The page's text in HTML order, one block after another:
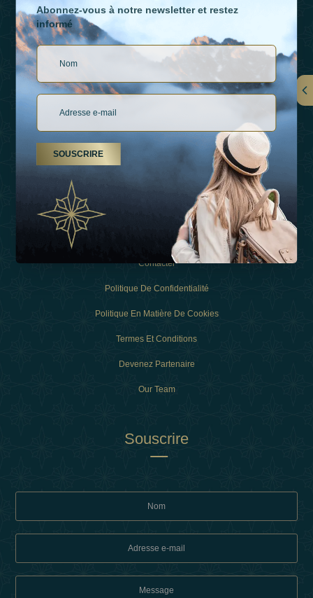
LIENS
À Propos De Nous
Types De Vacances
Contacter
Politique De Confidentialité
Politique En Matière De Cookies
Termes Et Conditions
Devenez Partenaire
Our Team
Souscrire
Abonnez-vous à notre newsletter et restez
informé
SOUSCRIRE